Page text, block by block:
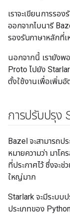
เราจะเขียนการรอ
ออกจากไบนารี
รองรับภาษาหลักที่
นอกจากนี้ เรายังพ
Proto ไปยัง
ตั้งใช้งานเพื่อเพิ่มอั
การปรับปรุง
Bazel จะสามารถ
หมายความว่า มาโ
ที่ประกาศไว้ ซึ่งจะ
ใหญ่มาก
Starlark จะมีระบบ
ประเภทของ